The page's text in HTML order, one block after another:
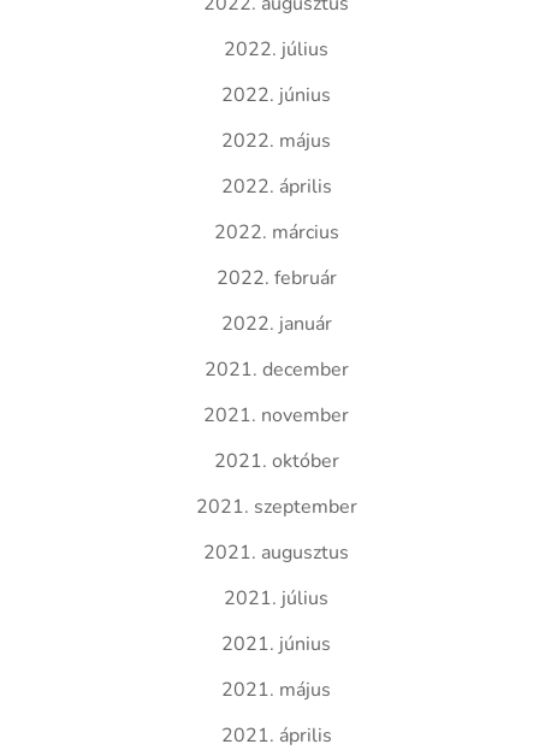
2022. július
2022. június
2022. május
2022. április
2022. március
2022. február
2022. január
2021. december
2021. november
2021. október
2021. szeptember
2021. augusztus
2021. július
2021. június
2021. május
2021. április